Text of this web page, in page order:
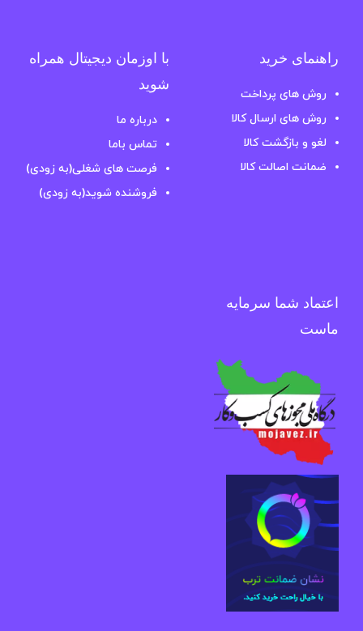
راهنمای خرید
روش های پرداخت
روش های ارسال کالا
لغو و بازگشت کالا
ضمانت اصالت کالا
با اوزمان دیجیتال همراه
شوید
درباره ما
تماس باما
فرصت های شغلی(به زودی)
فروشنده شوید(به زودی)
اعتماد شما سرمایه
ماست